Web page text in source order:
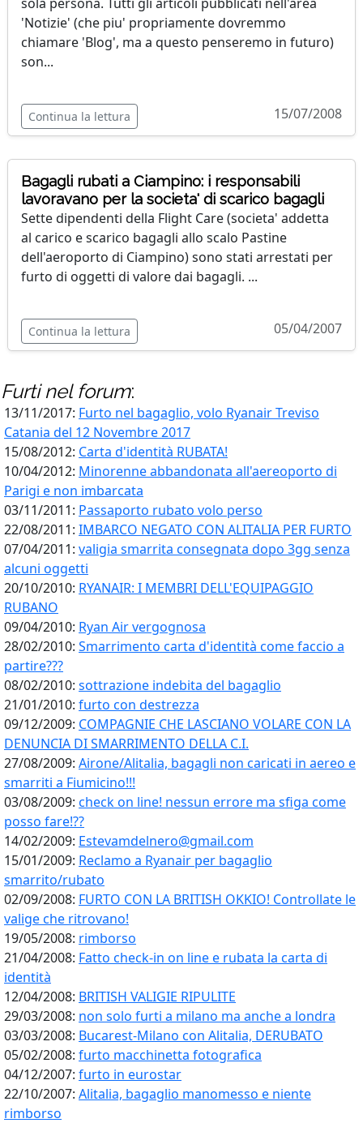
'Notizie' (che piu' propriamente dovremmo
chiamare 'Blog', ma a questo penseremo in futuro)
son...
Continua la lettura 15/07/2008
Bagagli rubati a Ciampino: i responsabili
lavoravano per la societa' di scarico bagagli
Sette dipendenti della Flight Care (societa' addetta
al carico e scarico bagagli allo scalo Pastine
dell'aeroporto di Ciampino) sono stati arrestati per
furto di oggetti di valore dai bagagli. ...
Continua la lettura 05/04/2007
Furtinel forum:
13/11/2017: Furto nel bagaglio, volo Ryanair Treviso
Catania del 12 Novembre 2017
15/08/2012: Carta d'identità RUBATA!
10/04/2012: Minorenne abbandonata all'aereoporto di
Parigi e non imbarcata
03/11/2011: Passaporto rubato volo perso
22/08/2011: IMBARCO NEGATO CON ALITALIA PER FURTO
07/04/2011: valigia smarrita consegnata dopo 3gg senza
alcuni oggetti
20/10/2010: RYANAIR: I MEMBRI DELL'EQUIPAGGIO
RUBANO
09/04/2010: Ryan Air vergognosa
28/02/2010: Smarrimento carta d'identità come faccio a
partire???
08/02/2010: sottrazione indebita del bagaglio
21/01/2010: furto con destrezza
09/12/2009: COMPAGNIE CHE LASCIANO VOLARE CON LA
DENUNCIA DI SMARRIMENTO DELLA C.I.
27/08/2009: Airone/Alitalia, bagagli non caricati in aereo e
smarriti a Fiumicino!!!
03/08/2009: check on line! nessun errore ma sfiga come
posso fare!??
14/02/2009: Estevamdelnero@gmail.com
15/01/2009: Reclamo a Ryanair per bagaglio
smarrito/rubato
02/09/2008: FURTO CON LA BRITISH OKKIO! Controllate le
valige che ritrovano!
19/05/2008: rimborso
21/04/2008: Fatto check-in on line e rubata la carta di
identità
12/04/2008: BRITISH VALIGIE RIPULITE
29/03/2008: non solo furti a milano ma anche a londra
03/03/2008: Bucarest-Milano con Alitalia, DERUBATO
05/02/2008: furto macchinetta fotografica
04/12/2007: furto in eurostar
22/10/2007: Alitalia, bagaglio manomesso e niente
rimborso